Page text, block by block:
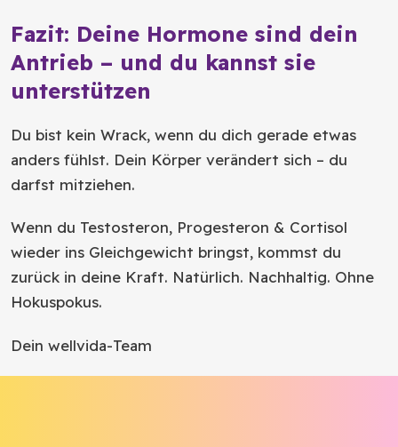
Fazit: Deine Hormone sind dein
Antrieb – und du kannst sie
unterstützen
Du bist kein Wrack, wenn du dich gerade etwas
anders fühlst. Dein Körper verändert sich – du
darfst mitziehen.
Wenn du Testosteron, Progesteron & Cortisol
wieder ins Gleichgewicht bringst, kommst du
zurück in deine Kraft. Natürlich. Nachhaltig. Ohne
Hokuspokus.
Dein wellvida-Team